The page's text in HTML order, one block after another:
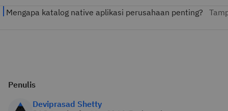
Penulis
Deviprasad Shetty